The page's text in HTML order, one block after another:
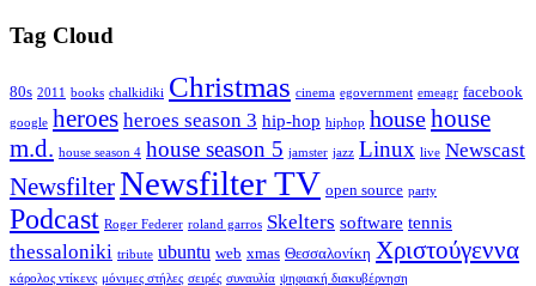
Tag Cloud
80s 2011 books chalkidiki Christmas cinema egovernment emeagr facebook
google heroes heroes season 3 hip-hop hiphop househouse
m.d. house season 4 house season 5 jamster jazz Linux live Newscast
NewsfilterNewsfilter TV open source party
Podcast Roger Federer roland garros Skelters software tennis
thessaloniki tribute ubuntu web xmas Θεσσαλονίκη Χριστούγεννα
κάρολος ντίκενς μόνιμες στήλες σειρές συναυλία ψηφιακή διακυβέρνηση